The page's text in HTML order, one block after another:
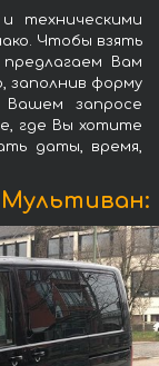
техническими
Чтобы взять
Вам
заполнив форму
Вашем запросе
где Вы хотите
даты, время,